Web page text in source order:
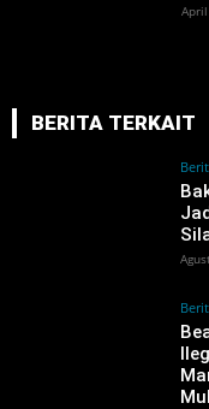
BERITA TERKAIT